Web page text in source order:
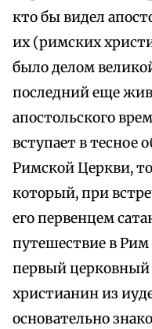
кто бы видел
их (римских
было делом
последний еще
апостольского
вступает в тесное
Римской Церкви,
который, при
его первенцем
путешествие в
первый церковный
христианин из
основательно